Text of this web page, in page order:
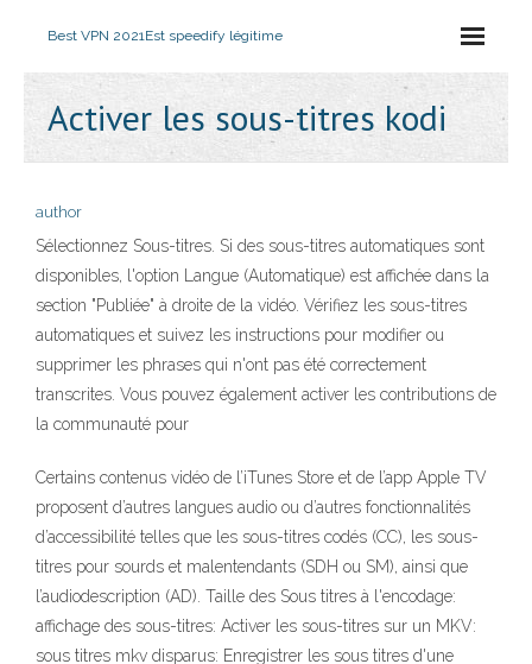
Best VPN 2021Est speedify légitime
Activer les sous-titres kodi
author
Sélectionnez Sous-titres. Si des sous-titres automatiques sont
disponibles, l'option Langue (Automatique) est affichée dans la
section "Publiée" à droite de la vidéo. Vérifiez les sous-titres
automatiques et suivez les instructions pour modifier ou
supprimer les phrases qui n'ont pas été correctement
transcrites. Vous pouvez également activer les contributions de
la communauté pour
Certains contenus vidéo de l’iTunes Store et de l’app Apple TV
proposent d’autres langues audio ou d’autres fonctionnalités
d’accessibilité telles que les sous-titres codés (CC), les sous-
titres pour sourds et malentendants (SDH ou SM), ainsi que
l’audiodescription (AD). Taille des Sous titres à l'encodage:
affichage des sous-titres: Activer les sous-titres sur un MKV:
sous titres mkv disparus: Enregistrer les sous titres d'une